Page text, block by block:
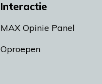
Interactie
MAX Opinie Panel
Oproepen